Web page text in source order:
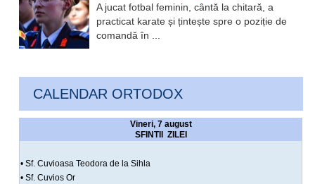
A jucat fotbal feminin, cântă la chitară, a
practicat karate și țintește spre o poziție de
comandă în ...
CALENDAR ORTODOX
Vineri, 7 august
SFINTII ZILEI
• Sf. Cuvioasa Teodora de la Sihla
• Sf. Cuvios Or